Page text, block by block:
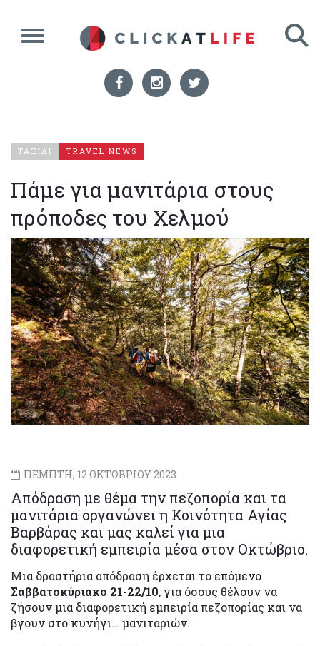
ΤΑΞΙΔΙ TRAVEL NEWS
Πάμε για μανιτάρια στους
πρόποδες του Χελμού
ΠΕΜΠΤΗ, 12 ΟΚΤΩΒΡΙΟΥ 2023
Απόδραση με θέμα την πεζοπορία και τα
μανιτάρια οργανώνει η Κοινότητα Αγίας
Βαρβάρας και μας καλεί για μια
διαφορετική εμπειρία μέσα στον Οκτώβριο.
Μια δραστήρια απόδραση έρχεται το επόμενο
Σαββατοκύριακο 21-22/10, για όσους θέλουν να
ζήσουν μια διαφορετική εμπειρία πεζοπορίας και να
βγουν στο κυνήγι… μανιταριών.